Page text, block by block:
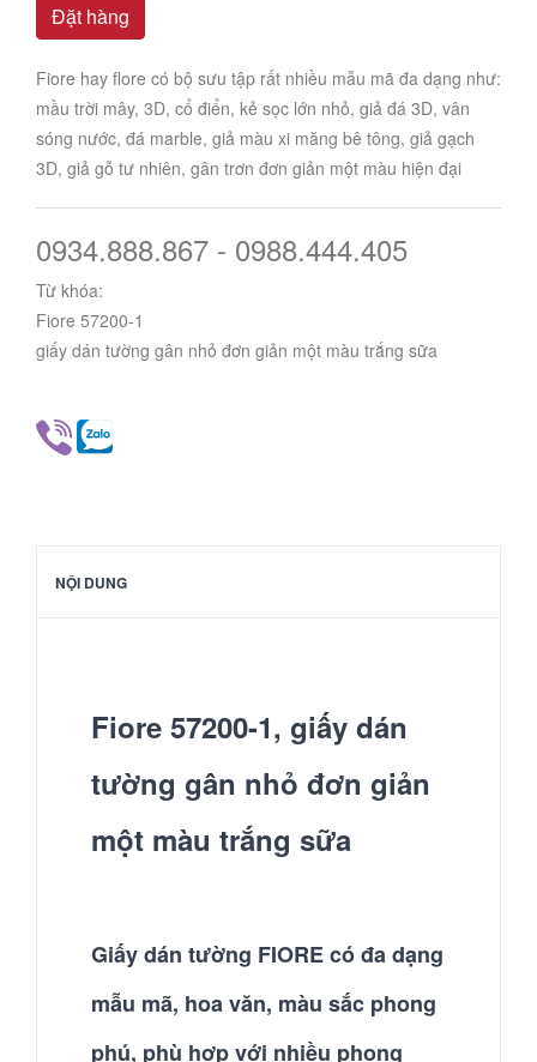
Đặt hàng
Fiore hay flore có bộ sưu tập rất nhiều mẫu mã đa dạng như:
mầu trời mây, 3D, cổ điển, kẻ sọc lớn nhỏ, giả đá 3D, vân
sóng nước, đá marble, giả màu xi măng bê tông, giả gạch
3D, giả gỗ tư nhiên, gân trơn đơn giản một màu hiện đại
0934.888.867 - 0988.444.405
Từ khóa:
Fiore 57200-1
giấy dán tường gân nhỏ đơn giản một màu trắng sữa
NỘI DUNG
Fiore 57200-1, giấy dán
tường gân nhỏ đơn giản
một màu trắng sữa
Giấy dán tường FIORE có đa dạng
mẫu mã, hoa văn, màu sắc phong
phú, phù hợp với nhiều phong